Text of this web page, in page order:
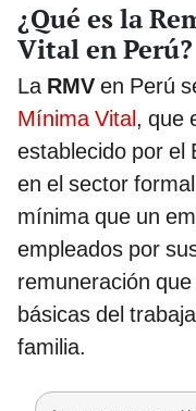
¿Qué es la
Vital en Perú?
La RMV en Perú
Mínima Vital, que
establecido por el
en el sector
mínima que un
empleados por
remuneración
básicas del
familia.